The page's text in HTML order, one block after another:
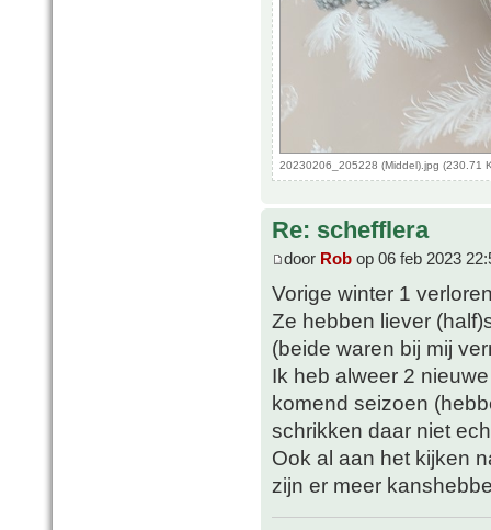
20230206_205228 (Middel).jpg (230.71
Re: schefflera
door Rob op 06 feb 2023
Vorige winter 1
Ze hebben liever
(beide waren bij mij
Ik heb alweer 2
komend seizoen
schrikken daar niet
Ook al aan het kijken
zijn er meer